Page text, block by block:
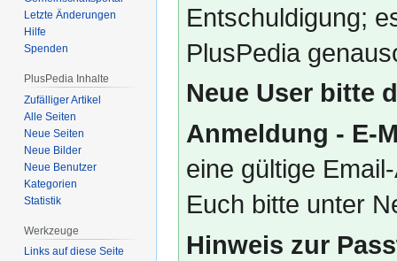
Entschuldigung;
PlusPedia
Neue User bitte
Anmeldung - E-
eine gültige
Euch bitte unter
Hinweis zur
Letzte Änderungen
Hilfe
Spenden
PlusPedia Inhalte
Zufälliger Artikel
Alle Seiten
Neue Seiten
Neue Bilder
Neue Benutzer
Kategorien
Statistik
Werkzeuge
Links auf diese Seite